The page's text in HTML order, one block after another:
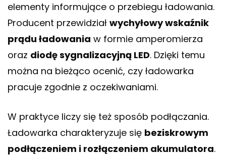
elementy informujące o przebiegu ładowania.
Producent przewidział wychyłowy wskaźnik
prądu ładowania w formie amperomierza
oraz diodę sygnalizacyjną LED. Dzięki temu
można na bieżąco ocenić, czy ładowarka
pracuje zgodnie z oczekiwaniami.
W praktyce liczy się też sposób podłączania.
Ładowarka charakteryzuje się beziskrowym
podłączeniem i rozłączeniem akumulatora.